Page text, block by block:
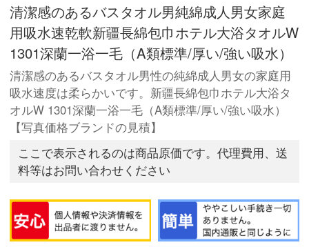
清潔感のあるバスタオル男純綿成人男女家庭
用吸水速乾軟新疆長綿包巾ホテル大浴タオルW
1301深蘭一浴一毛（A類標準/厚い/強い吸水）
清潔感のあるバスタオル男性の純綿成人男女の家庭用
吸水速度は柔らかいです。新疆長綿包巾ホテル大浴タ
オルW 1301深蘭一浴一毛（A類標準/厚い/強い吸水）
【写真価格ブランドの見積】
ここで表示されるのは商品原価です。代理費用、送
料等はお問い合わせください